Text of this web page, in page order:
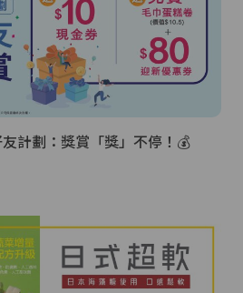
計劃：獎賞「獎」不停！💰